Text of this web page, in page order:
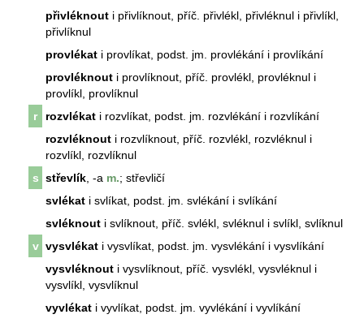
přivléknout i přivlíknout, příč. přivlékl, přivléknul i přivlíkl,
přivlíknul
provlékat i provlíkat, podst. jm. provlékání i provlíkání
provléknout i provlíknout, příč. provlékl, provléknul i
provlíkl, provlíknul
r
rozvlékat i rozvlíkat, podst. jm. rozvlékání i rozvlíkání
rozvléknout i rozvlíknout, příč. rozvlékl, rozvléknul i
rozvlíkl, rozvlíknul
s střevlík , -a m.; střevličí
svlékat i svlíkat, podst. jm. svlékání i svlíkání
svléknout i svlíknout, příč. svlékl, svléknul i svlíkl, svlíknul
v vysvlékat i vysvlíkat, podst. jm. vysvlékání i vysvlíkání
vysvléknout i vysvlíknout, příč. vysvlékl, vysvléknul i
vysvlíkl, vysvlíknul
vyvlékat i vyvlíkat, podst. jm. vyvlékání i vyvlíkání